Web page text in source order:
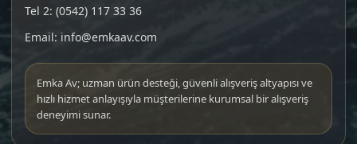
Tel 2: (0542) 117 33 36
Email: info@emkaav.com
Emka Av; uzman ürün desteği, güvenli alışveriş altyapısı ve
hızlı hizmet anlayışıyla müşterilerine kurumsal bir alışveriş
deneyimi sunar.